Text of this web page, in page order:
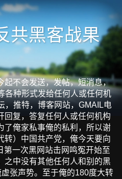
共黑客战果
起不会发送，发帖，短消息，
各种形式发给任何人或任何机
，推特，博客网站，GMAIL电
回复，答复任何人或任何机构
了俺家私事俺的私利，所以谢
转）中国共产党，俺今天要向
一次黑网站击网鸣冤开始至
之中没有其他任何人和别的黑
张声势。至于俺的180度大转